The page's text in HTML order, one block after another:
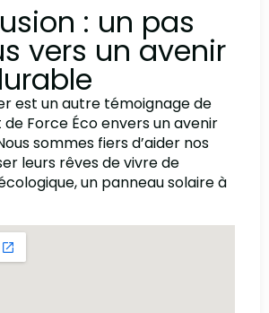
: un pas
vers un avenir
est un autre témoignage de
de Force Éco envers un avenir
sommes fiers d’aider nos
leurs rêves de vivre de
un panneau solaire à